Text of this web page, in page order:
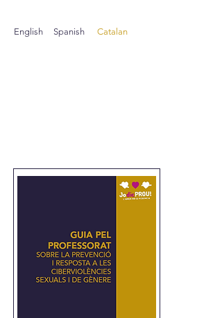
English Spanish Catalan